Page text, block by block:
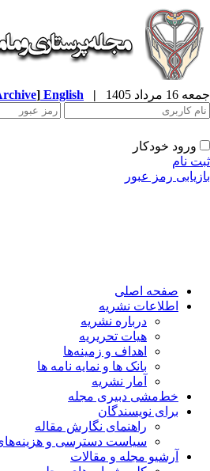
جمعه 16 مرداد 1405 |
English
]
ورود خودکار
ثبت نام
بازیابی رمز عبور
صفحه اصلی
اطلاعات نشریه
درباره نشریه
هیات تحریریه
اهداف و زمینه‌ها
بانک ها و نمایه نامه ها
آمار نشریه
خط‌مشی دبیری مجله
برای نویسندگان
راهنمای نگارش مقاله
سیاست دسترسی و هزینه‌های
آرشیو مجله و مقالات